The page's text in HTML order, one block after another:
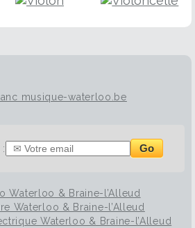
Go
Waterloo & Braine-l’Alleud
Waterloo & Braine-l’Alleud
Waterloo & Braine-l’Alleud